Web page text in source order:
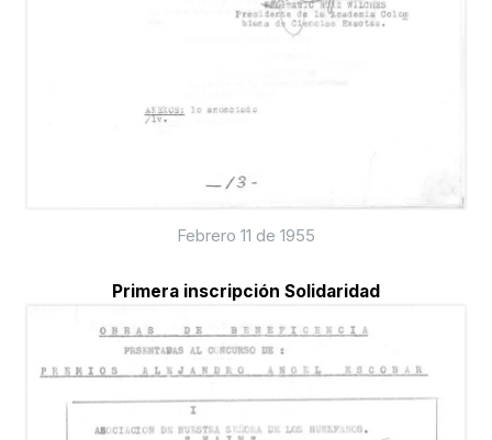
Febrero 11 de 1955
Primera inscripción Solidaridad